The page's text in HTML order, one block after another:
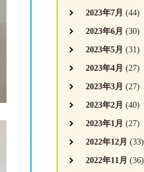
2023年7月 (44)
2023年6月 (30)
2023年5月 (31)
2023年4月 (27)
2023年3月 (27)
2023年2月 (40)
2023年1月 (27)
2022年12月 (33)
2022年11月 (36)